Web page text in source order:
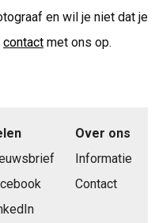
en wil je niet dat je
contactmet ons op.
Over ons
Informatie
Contact